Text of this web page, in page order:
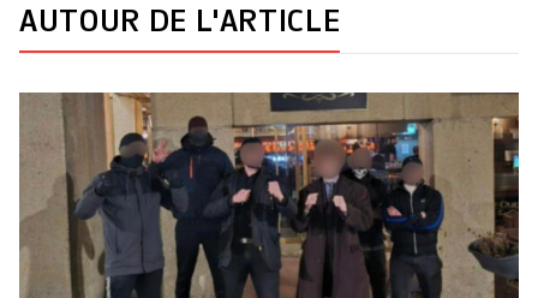
AUTOUR DE L'ARTICLE